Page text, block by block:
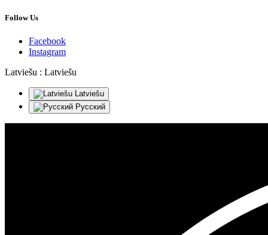
Follow Us
Facebook
Instagram
Latviešu : Latviešu
Latviešu
Русский